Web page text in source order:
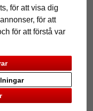
för att visa dig
för att
för att förstå var